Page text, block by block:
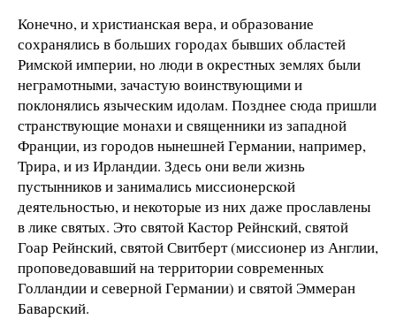
Конечно, и христианская вера, и образование
сохранялись в больших городах бывших областей
Римской империи, но люди в окрестных землях были
неграмотными, зачастую воинствующими и
поклонялись языческим идолам. Позднее сюда пришли
странствующие монахи и священники из западной
Франции, из городов нынешней Германии, например,
Трира, и из Ирландии. Здесь они вели жизнь
пустынников и занимались миссионерской
деятельностью, и некоторые из них даже прославлены
в лике святых. Это святой Кастор Рейнский, святой
Гоар Рейнский, святой Свитберт (миссионер из Англии,
проповедовавший на территории современных
Голландии и северной Германии) и святой Эммеран
Баварский.